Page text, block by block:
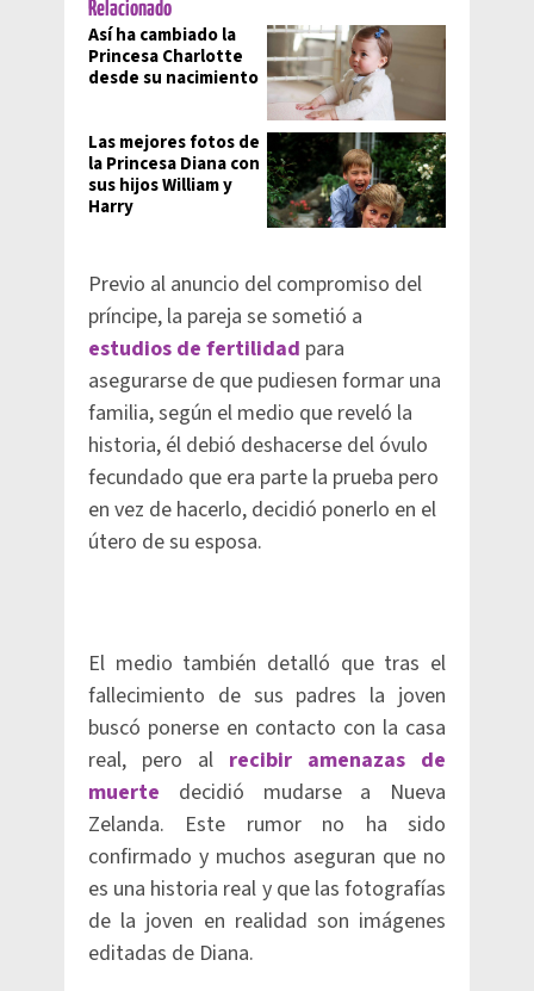
Relacionado
Así ha cambiado la
Princesa Charlotte
desde su nacimiento
Las mejores fotos de
la Princesa Diana con
sus hijos William y
Harry
Previo al anuncio del compromiso del
príncipe, la pareja se sometió a
estudios de fertilidad para
asegurarse de que pudiesen formar una
familia, según el medio que reveló la
historia, él debió deshacerse del óvulo
fecundado que era parte la prueba pero
en vez de hacerlo, decidió ponerlo en el
útero de su esposa.
El medio también detalló que tras el
fallecimiento de sus padres la joven
buscó ponerse en contacto con la casa
real, pero al recibir amenazas de
muerte decidió mudarse a Nueva
Zelanda. Este rumor no ha sido
confirmado y muchos aseguran que no
es una historia real y que las fotografías
de la joven en realidad son imágenes
editadas de Diana.